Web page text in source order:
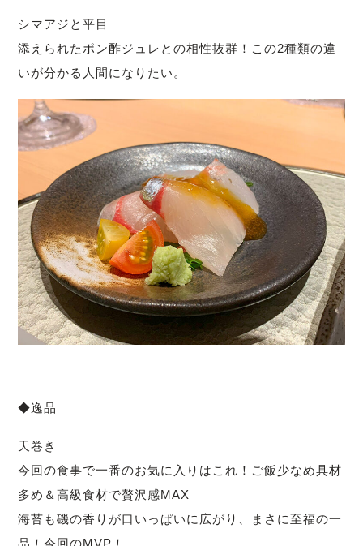
シマアジと平目
添えられたポン酢ジュレとの相性抜群！この2種類の違
いが分かる人間になりたい。
◆逸品
天巻き
今回の食事で一番のお気に入りはこれ！ご飯少なめ具材
多め＆高級食材で贅沢感MAX
海苔も磯の香りが口いっぱいに広がり、まさに至福の一
品！今回のMVP！